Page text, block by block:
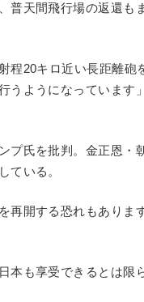
普天間飛行場の返還も
程20キロ近い長距離砲
うようになっています
プ氏を批判。金正恩・
ている。
再開する恐れもあります
本も享受できるとは限